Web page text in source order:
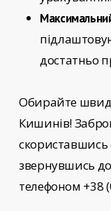
достатньо
Обирайте
Кишинів!
звернувшись
телефоном +38